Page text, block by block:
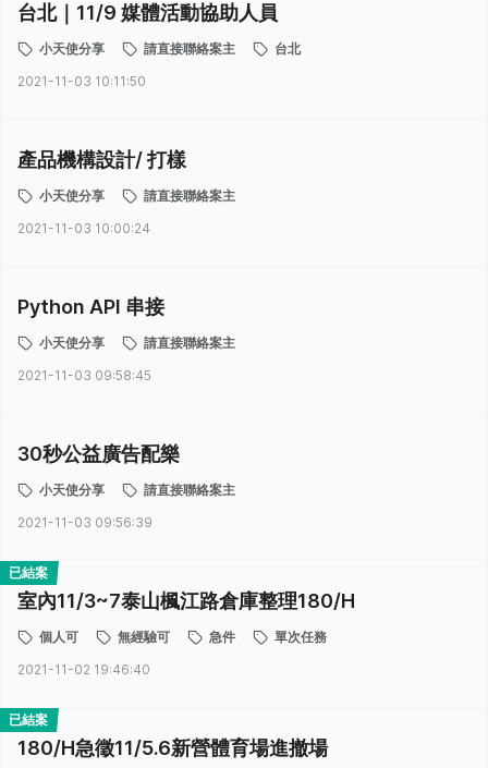
台北｜11/9 媒體活動協助人員
小天使分享 請直接聯絡案主
台北
2021-11-03 10:11:50
產品機構設計/ 打樣
小天使分享
請直接聯絡案主
2021-11-03 10:00:24
Python API 串接
小天使分享
請直接聯絡案主
2021-11-03 09:58:45
30秒公益廣告配樂
小天使分享
請直接聯絡案主
2021-11-03 09:56:39
已結案
室內11/3~7泰山楓江路倉庫整理180/H
個人可 無經驗可 急件
單次任務
2021-11-02 19:46:40
已結案
180/H急徵11/5.6新營體育場進撤場